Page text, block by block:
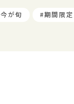
今が旬 期間限定